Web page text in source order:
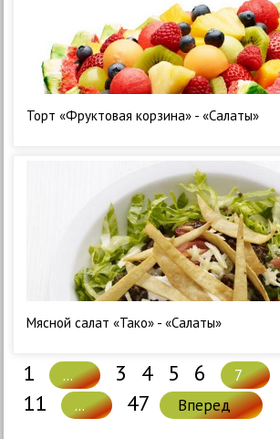
Торт «Фруктовая корзина» - «Салаты»
Мясной салат «Тако» - «Салаты»
1 ... 3 4 5 6 7
11
... 47 Вперед